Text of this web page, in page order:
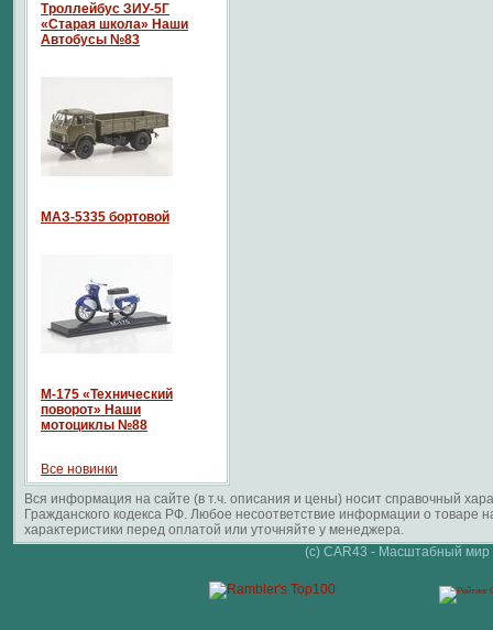
Троллейбус ЗИУ-5Г
«Старая школа» Наши
Автобусы №83
МАЗ-5335 бортовой
М-175 «Технический
поворот» Наши
мотоциклы №88
Все новинки
Вся информация на сайте (в т.ч. описания и цены) носит справочный
Гражданского кодекса РФ. Любое несоответствие информации о
характеристики перед оплатой или уточняйте у менеджера.
(c) CAR43 - Масштабный мир